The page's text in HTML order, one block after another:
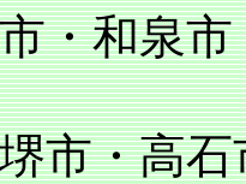
・和泉市
市・泉